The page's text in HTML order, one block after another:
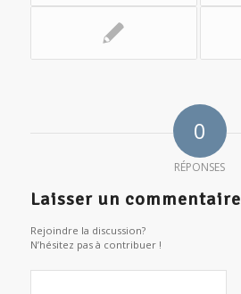
0
RÉPONSES
Laisser un commentaire
Rejoindre la discussion?
N’hésitez pas à contribuer !